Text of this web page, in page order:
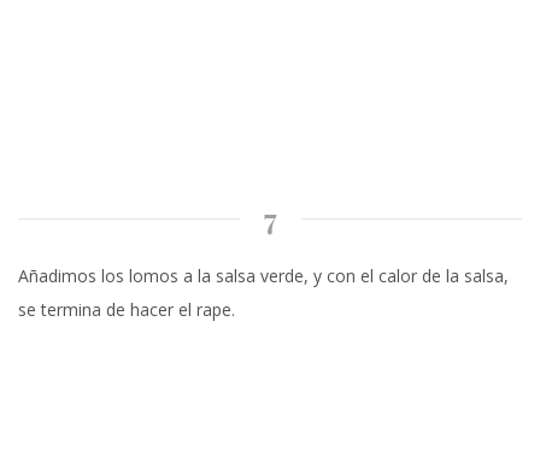
7
Añadimos los lomos a la salsa verde, y con el calor de la salsa,
se termina de hacer el rape.